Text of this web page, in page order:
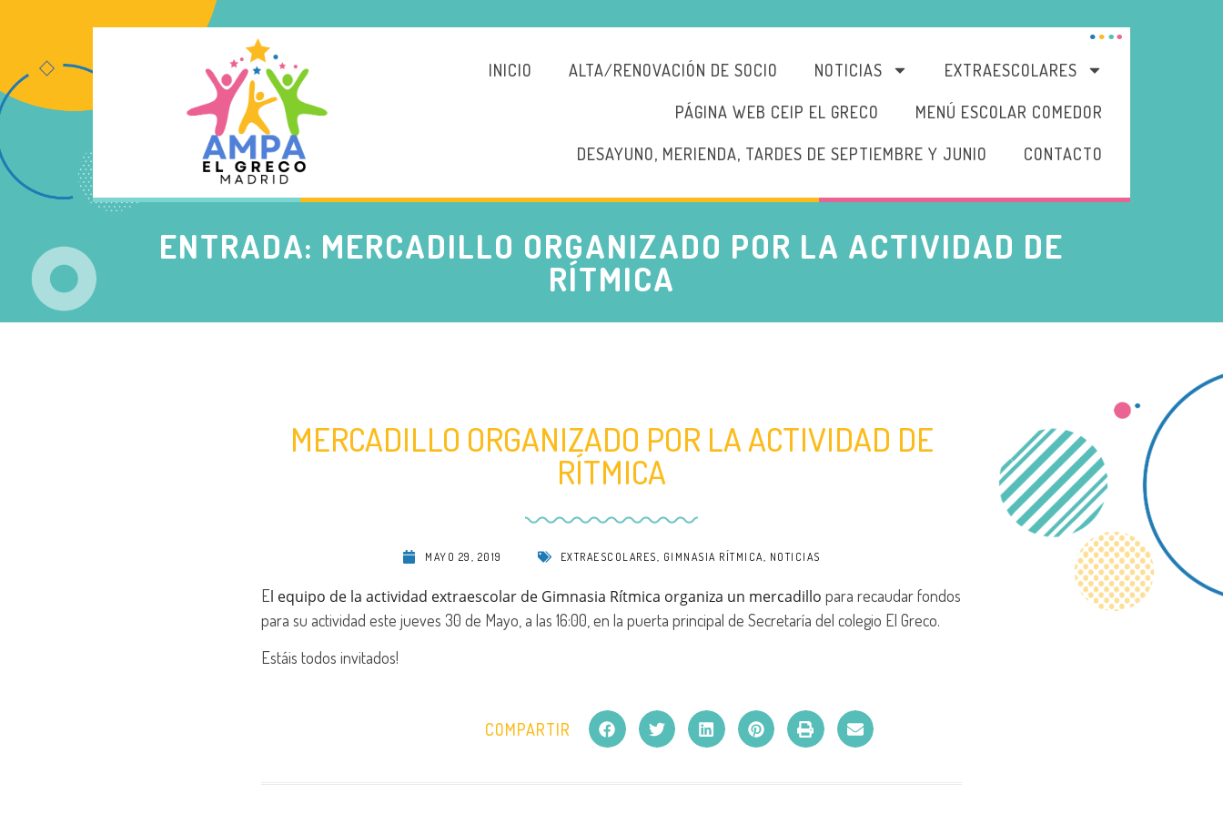
INICIO ALTA/RENOVACIÓN DE SOCIO NOTICIAS EXTRAESCOLARES
PÁGINA WEB CEIP EL GRECO MENÚ ESCOLAR COMEDOR
DESAYUNO, MERIENDA, TARDES DE SEPTIEMBRE Y JUNIO CONTACTO
ENTRADA: MERCADILLO ORGANIZADO POR LA ACTIVIDAD DE
RÍTMICA
MERCADILLO ORGANIZADO POR LA ACTIVIDAD DE
RÍTMICA
MAYO 29, 2019 EXTRAESCOLARES GIMNASIA RÍTMICA NOTICIAS
El equipo de la actividad extraescolar de Gimnasia Rítmica organiza un mercadillo para recaudar fondos
para su actividad este jueves 30 de Mayo, a las 16:00, en la puerta principal de Secretaría del colegio El Greco.
Estáis todos invitados!
COMPARTIR